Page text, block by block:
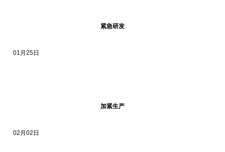
紧急研发
01月25日
加紧生产
02月02日